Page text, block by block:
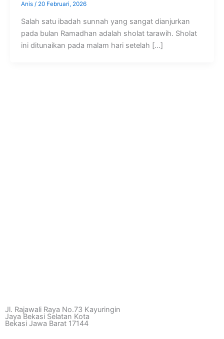
Anis / 20 Februari, 2026
Salah satu ibadah sunnah yang sangat dianjurkan
pada bulan Ramadhan adalah sholat tarawih. Sholat
ini ditunaikan pada malam hari setelah […]
Jl. Rajawali Raya No.73 Kayuringin
Jaya Bekasi Selatan Kota
Bekasi Jawa Barat 17144